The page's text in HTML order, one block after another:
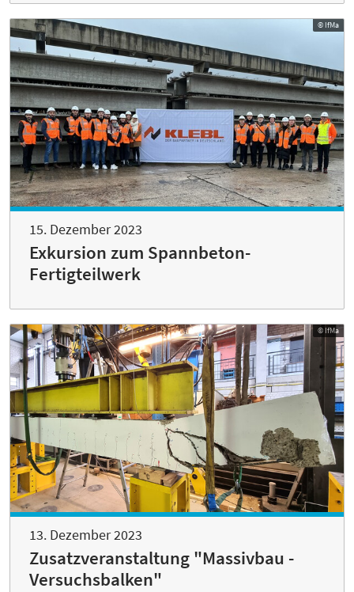
© IfMa
15. Dezember 2023
Exkursion zum Spannbeton-
Fertigteilwerk
© IfMa
13. Dezember 2023
Zusatzveranstaltung "Massivbau -
Versuchsbalken"